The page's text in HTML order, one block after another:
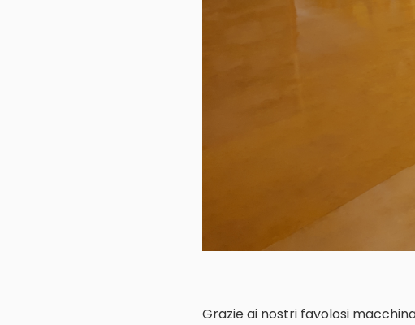
Grazie ai nostri favolosi